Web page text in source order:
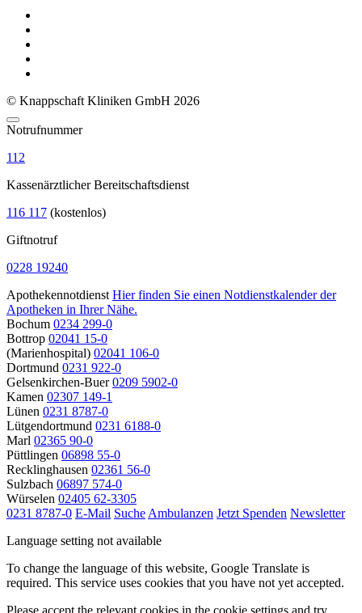
© Knappschaft Kliniken GmbH 2026
Notrufnummer
112
Kassenärztlicher Bereitschaftsdienst
116 117 (kostenlos)
Giftnotruf
0228 19240
Apothekennotdienst Hier finden Sie einen Notdienstkalender der
Apotheken in Ihrer Nähe.
Bochum 0234 299-0
Bottrop 02041 15-0
(Marienhospital) 02041 106-0
Dortmund 0231 922-0
Gelsenkirchen-Buer 0209 5902-0
Kamen 02307 149-1
Lünen 0231 8787-0
Lütgendortmund 0231 6188-0
Marl 02365 90-0
Püttlingen 06898 55-0
Recklinghausen 02361 56-0
Sulzbach 06897 574-0
Würselen 02405 62-3305
0231 8787-0 E-Mail Suche Ambulanzen Jetzt Spenden Newsletter
Language setting not available
To change the language of this website, Google Translate is
required. This service uses cookies that you have not yet accepted.
Please accept the relevant cookies in the cookie settings and try